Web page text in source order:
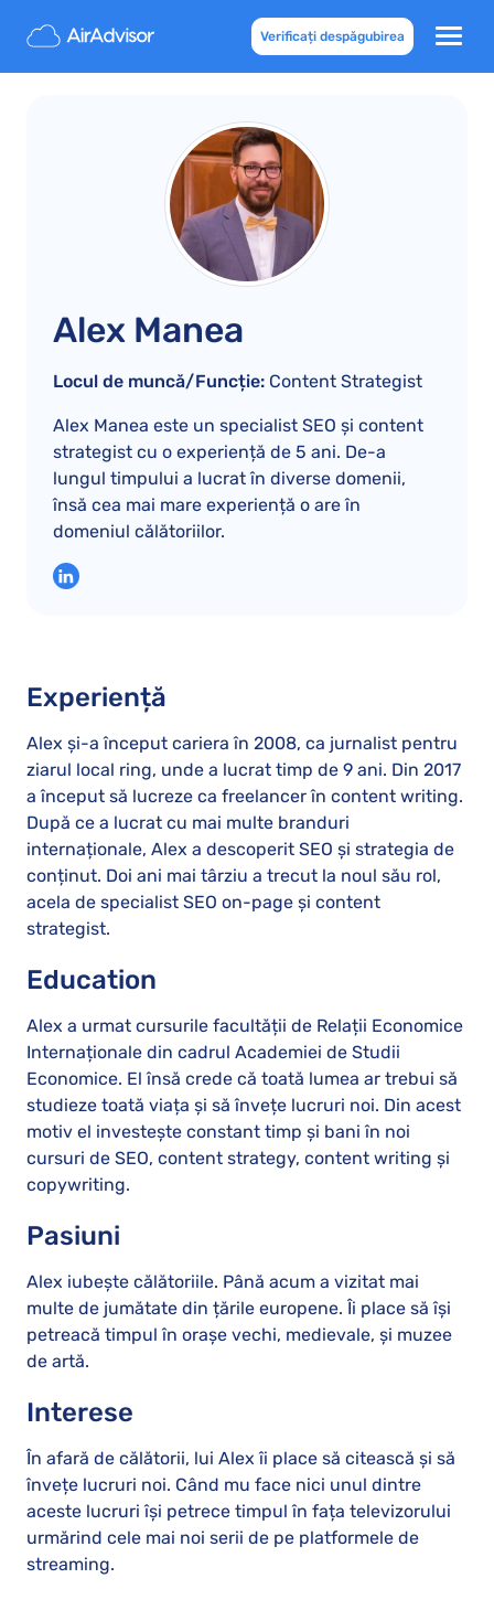
Verificați despăgubirea
Alex Manea
Locul de muncă/Funcție: Content Strategist
Alex Manea este un specialist SEO și content
strategist cu o experiență de 5 ani. De-a
lungul timpului a lucrat în diverse domenii,
însă cea mai mare experiență o are în
domeniul călătoriilor.
Experiență
Alex și-a început cariera în 2008, ca jurnalist pentru
ziarul local ring, unde a lucrat timp de 9 ani. Din 2017
a început să lucreze ca freelancer în content writing.
După ce a lucrat cu mai multe branduri
internaționale, Alex a descoperit SEO și strategia de
conținut. Doi ani mai târziu a trecut la noul său rol,
acela de specialist SEO on-page și content
strategist.
Education
Alex a urmat cursurile facultății de Relații Economice
Internaționale din cadrul Academiei de Studii
Economice. El însă crede că toată lumea ar trebui să
studieze toată viața și să învețe lucruri noi. Din acest
motiv el investește constant timp și bani în noi
cursuri de SEO, content strategy, content writing și
copywriting.
Pasiuni
Alex iubește călătoriile. Până acum a vizitat mai
multe de jumătate din țările europene. Îi place să își
petreacă timpul în orașe vechi, medievale, și muzee
de artă.
Interese
În afară de călătorii, lui Alex îi place să citească și să
învețe lucruri noi. Când mu face nici unul dintre
aceste lucruri își petrece timpul în fața televizorului
urmărind cele mai noi serii de pe platformele de
streaming.